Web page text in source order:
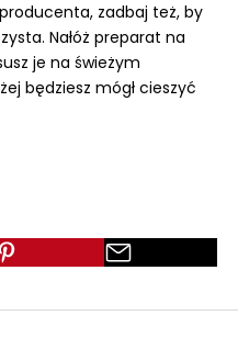
zadbaj też, by
Nałóż preparat na
je na świeżym
będziesz mógł cieszyć